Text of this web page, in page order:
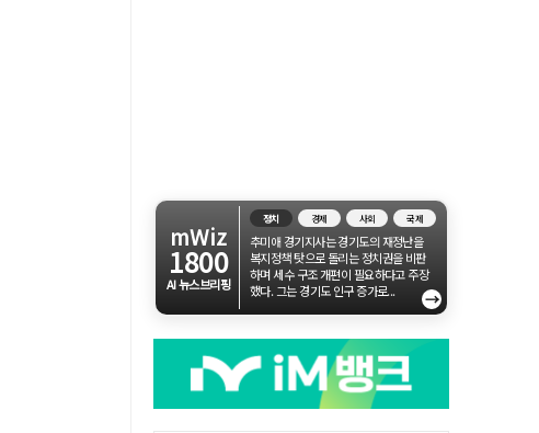
mWiz
1800
AI 뉴스브리핑
정치 경제 사회 국제
추미애 경기지사는 경기도의 재정난을
복지정책 탓으로 돌리는 정치권을 비판
하며 세수 구조 개편이 필요하다고 주장
했다. 그는 경기도 인구 증가로...
→